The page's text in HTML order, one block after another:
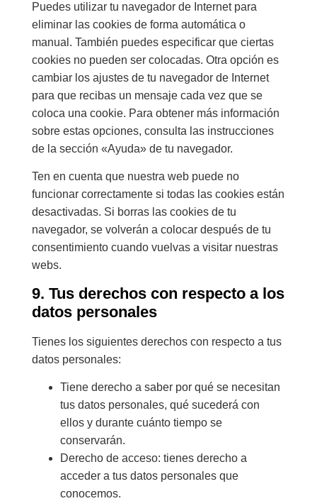
Puedes utilizar tu navegador de Internet para
eliminar las cookies de forma automática o
manual. También puedes especificar que ciertas
cookies no pueden ser colocadas. Otra opción es
cambiar los ajustes de tu navegador de Internet
para que recibas un mensaje cada vez que se
coloca una cookie. Para obtener más información
sobre estas opciones, consulta las instrucciones
de la sección «Ayuda» de tu navegador.
Ten en cuenta que nuestra web puede no
funcionar correctamente si todas las cookies están
desactivadas. Si borras las cookies de tu
navegador, se volverán a colocar después de tu
consentimiento cuando vuelvas a visitar nuestras
webs.
9. Tus derechos con respecto a los
datos personales
Tienes los siguientes derechos con respecto a tus
datos personales:
Tiene derecho a saber por qué se necesitan
tus datos personales, qué sucederá con
ellos y durante cuánto tiempo se
conservarán.
Derecho de acceso: tienes derecho a
acceder a tus datos personales que
conocemos.